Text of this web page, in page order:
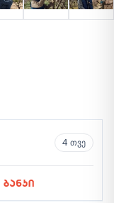
4 თვე